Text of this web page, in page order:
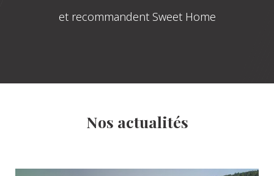
et recommandent Sweet Home
Nos actualités